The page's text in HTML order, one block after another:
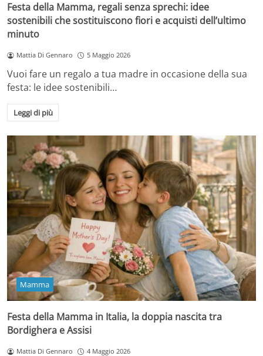
Festa della Mamma, regali senza sprechi: idee
sostenibili che sostituiscono fiori e acquisti dell’ultimo
minuto
Mattia Di Gennaro 5 Maggio 2026
Vuoi fare un regalo a tua madre in occasione della sua
festa: le idee sostenibili…
Leggi di più
Mamma
Festa della Mamma in Italia, la doppia nascita tra
Bordighera e Assisi
Mattia Di Gennaro 4 Maggio 2026